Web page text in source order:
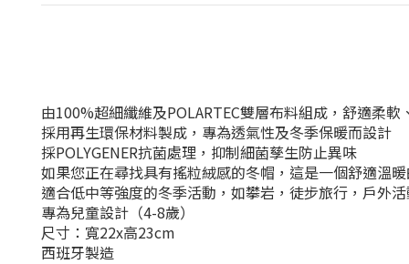
由100%超細纖維及POLARTEC雙層布料組成，舒適柔軟
採用再生環保材料製成，專為透氣性及冬季保暖而設計
採POLYGENER抗菌處理，抑制細菌孳生防止異味
如果您正在尋找具有搖粒絨感的冬帽，這是一個舒適溫
適合低中等強度的冬季活動，如攀岩，徒步旅行，戶外
專為兒童設計（4-8歲）
尺寸：寬22x高23cm
西班牙製造